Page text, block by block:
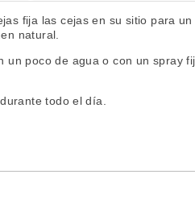
fija las cejas en su sitio para
natural.
un poco de agua o con un spray
todo el día.